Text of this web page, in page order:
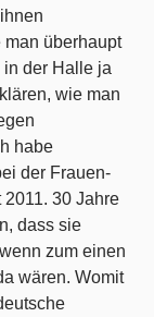
überhaupt
der Halle ja
wie man
habe
der Frauen-
30 Jahre
dass sie
zum einen
wären. Womit